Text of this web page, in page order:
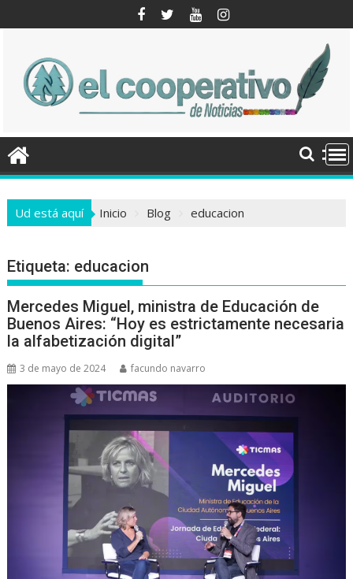
al
Ud está aquí Inicio Blog educacion
Etiqueta: educacion
Mercedes Miguel, ministra de Educación de
Buenos Aires: “Hoy es estrictamente necesaria
la alfabetización digital”
3 de mayo de 2024 facundo navarro